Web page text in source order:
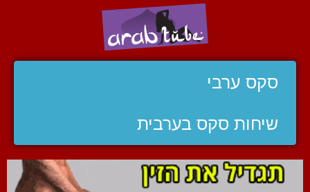
סקס ערבי
שיחות סקס בערבית